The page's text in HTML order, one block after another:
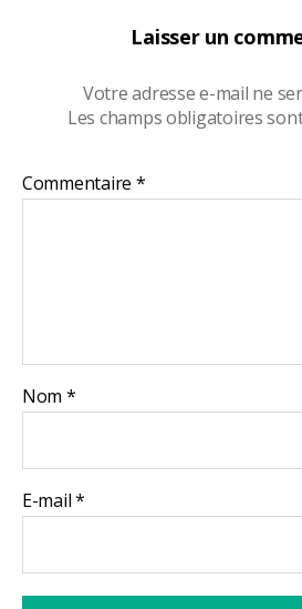
Laisser un
Votre adresse e-mail ne
Les champs obligatoires
Commentaire *
Nom *
E-mail*